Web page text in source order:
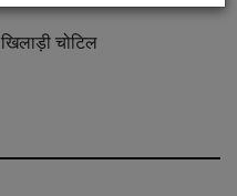
चोटिल